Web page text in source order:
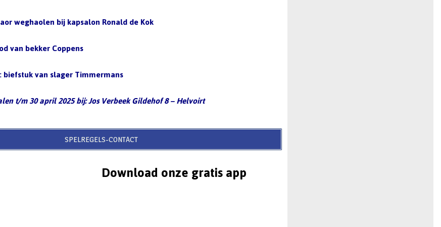
weghaolen bij kapsalon Ronald de Kok
van bekker Coppens
biefstuk van slager Timmermans
t/m 30 april 2025 bij: Jos Verbeek Gildehof 8 – Helvoirt
SPELREGELS-CONTACT
Download onze gratis app